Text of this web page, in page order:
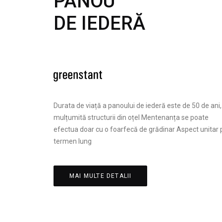
DE IEDERĂ
Durata de viață a panoului de iederă este de 50 de ani,
mulțumită structurii din oțel Mentenanța se poate
efectua doar cu o foarfecă de grădinar Aspect unitar
termen lung
MAI MULTE DETALII